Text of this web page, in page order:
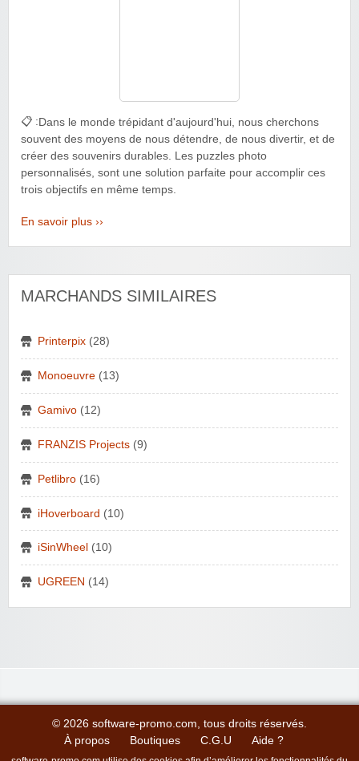
📋 : Dans le monde trépidant d'aujourd'hui, nous cherchons
souvent des moyens de nous détendre, de nous divertir, et de
créer des souvenirs durables. Les puzzles photo
personnalisés, sont une solution parfaite pour accomplir ces
trois objectifs en même temps.
En savoir plus ››
MARCHANDS SIMILAIRES
Printerpix (28)
Monoeuvre (13)
Gamivo (12)
FRANZIS Projects (9)
Petlibro (16)
iHoverboard (10)
iSinWheel (10)
UGREEN (14)
© 2026 software-promo.com, tous droits réservés.
À propos
Boutiques C.G.U Aide ?